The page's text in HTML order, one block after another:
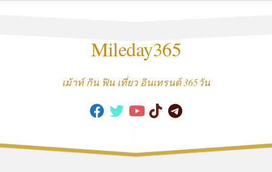
Mileday365
เม้าท์ กิน ฟิน เที่ยว อินเทรนด์ 365วัน